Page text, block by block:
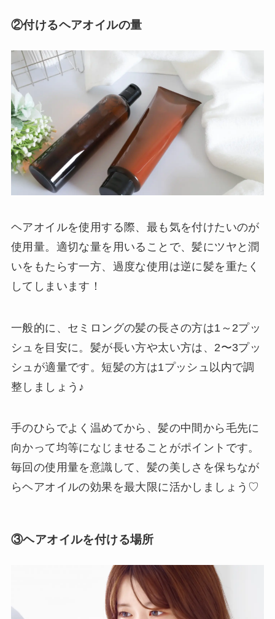
②付けるヘアオイルの量
ヘアオイルを使用する際、最も気を付けたいのが
使用量。適切な量を用いることで、髪にツヤと潤
いをもたらす一方、過度な使用は逆に髪を重たく
してしまいます！
一般的に、セミロングの髪の長さの方は1～2プッ
シュを目安に。髪が長い方や太い方は、2〜3プッ
シュが適量です。短髪の方は1プッシュ以内で調
整しましょう♪
手のひらでよく温めてから、髪の中間から毛先に
向かって均等になじませることがポイントです。
毎回の使用量を意識して、髪の美しさを保ちなが
らヘアオイルの効果を最大限に活かしましょう♡
③ヘアオイルを付ける場所